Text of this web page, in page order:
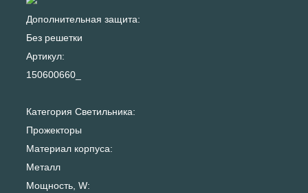
Дополнительная защита:
Без решетки
Артикул:
150600660_
Категория Светильника:
Прожекторы
Материал корпуса:
Металл
Мощность, W: